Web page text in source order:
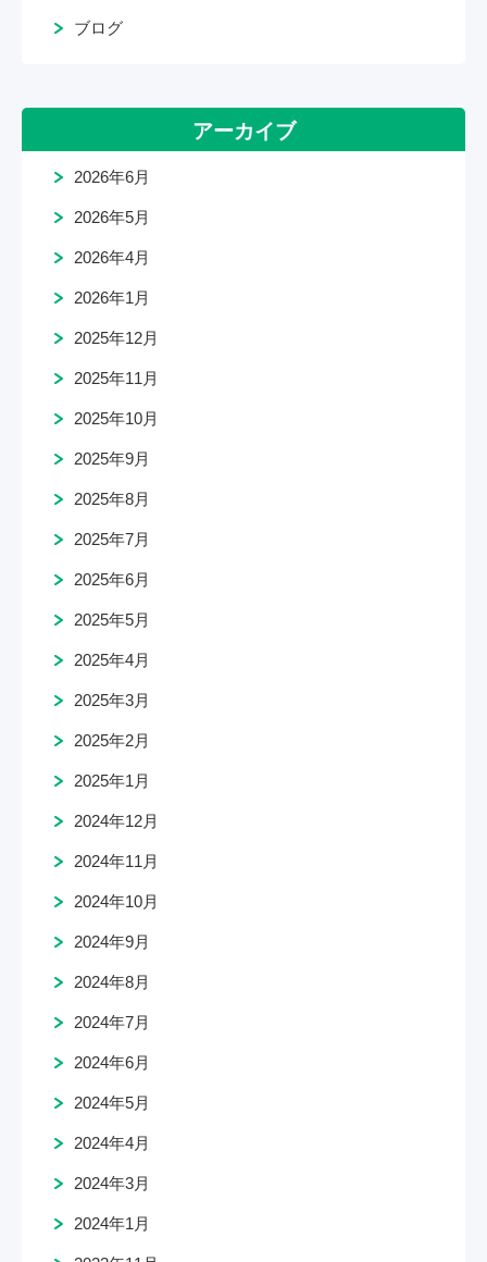
ブログ
アーカイブ
2026年6月
2026年5月
2026年4月
2026年1月
2025年12月
2025年11月
2025年10月
2025年9月
2025年8月
2025年7月
2025年6月
2025年5月
2025年4月
2025年3月
2025年2月
2025年1月
2024年12月
2024年11月
2024年10月
2024年9月
2024年8月
2024年7月
2024年6月
2024年5月
2024年4月
2024年3月
2024年1月